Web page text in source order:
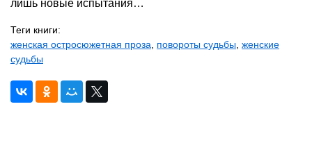
лишь новые испытания…
Теги книги:
женская остросюжетная проза
повороты судьбы женские
судьбы